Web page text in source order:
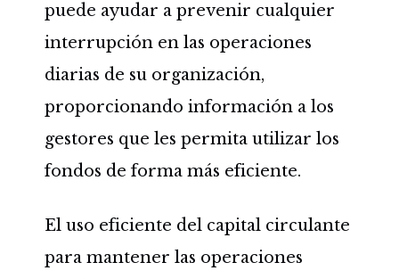
puede ayudar a prevenir cualquier
interrupción en las operaciones
diarias de su organización,
proporcionando información a los
gestores que les permita utilizar los
fondos de forma más eficiente.
El uso eficiente del capital circulante
para mantener las operaciones